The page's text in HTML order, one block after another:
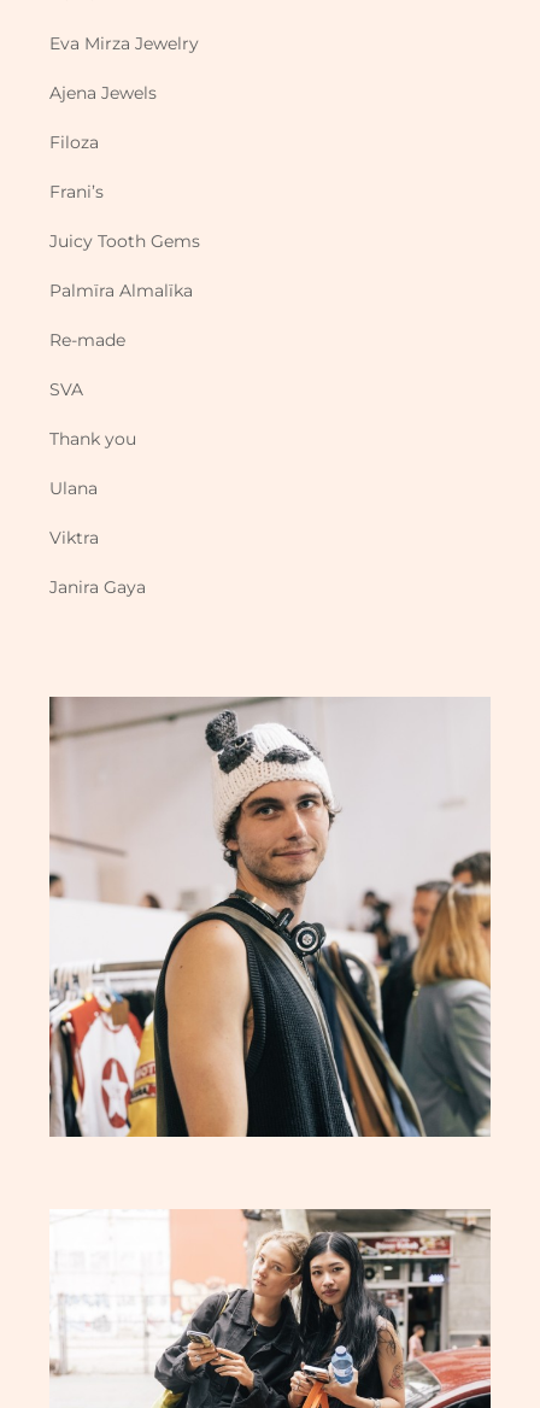
Eva Mirza Jewelry
Ajena Jewels
Filoza
Frani’s
Juicy Tooth Gems
Palmïra Almalïka
Re-made
SVA
Thank you
Ulana
Viktra
Janira Gaya